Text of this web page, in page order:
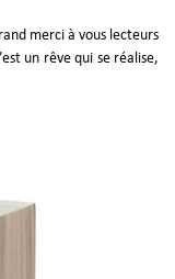
merci à vous lecteurs
un rêve qui se réalise,